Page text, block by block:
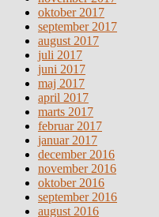
oktober 2017
september 2017
august 2017
juli 2017
juni 2017
maj 2017
april 2017
marts 2017
februar 2017
januar 2017
december 2016
november 2016
oktober 2016
september 2016
august 2016